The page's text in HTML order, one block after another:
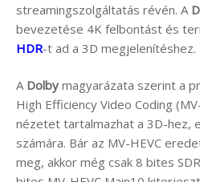
streamingszolgáltatás révén. A
bevezetése 4K felbontást és
HDR-t ad a 3D megjelenítéshez.
A Dolby magyarázata szerint a
High Efficiency Video Coding
nézetet tartalmazhat a 3D-hez,
számára. Bár az MV-HEVC
meg, akkor még csak 8 bites